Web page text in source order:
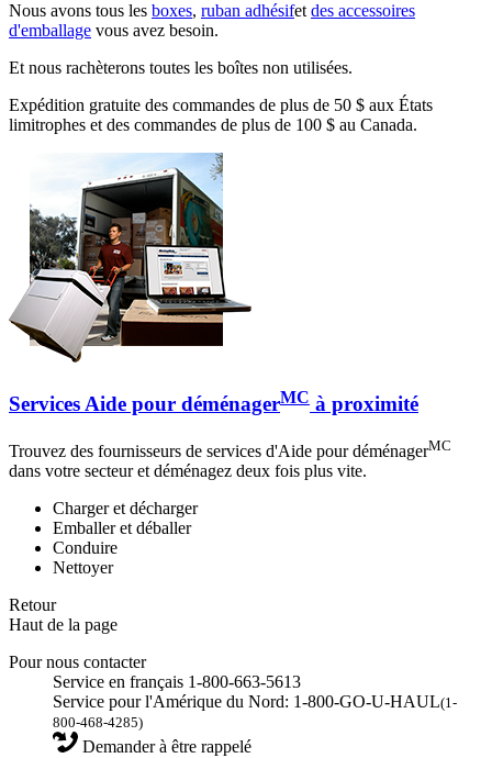
Nous avons tous les boxes, ruban adhésifetdes accessoires
d'emballage vous avez besoin.
Et nous rachèterons toutes les boîtes non utilisées.
Expédition gratuite des commandes de plus de 50 $ aux États
limitrophes et des commandes de plus de 100 $ au Canada.
Services Aide pour déménagerMC à proximité
Trouvez des fournisseurs de services d'Aide pour déménagerMC
dans votre secteur et déménagez deux fois plus vite.
Charger et décharger
Emballer et déballer
Conduire
Nettoyer
Retour
Haut de la page
Pour nous contacter
Service en français 1-800-663-5613
Service pour l'Amérique du Nord: 1-800-GO-U-HAUL(1-
800-468-4285)
Demander à être rappelé